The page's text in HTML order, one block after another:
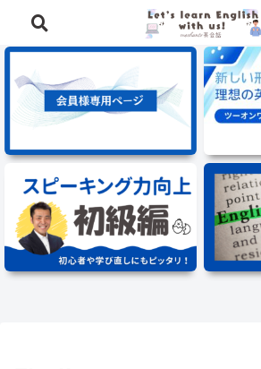
⭐️英語学習に役立つ、豪華特典を無料で